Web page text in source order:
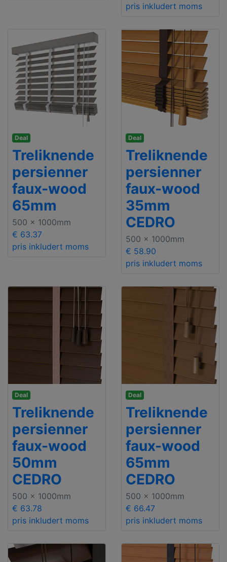
pris inkludert moms
Deal
Treliknende
persienner
faux-wood
65mm
500 x 1000mm
€ 63.37
pris inkludert moms
Deal
Treliknende
persienner
faux-wood
35mm
CEDRO
500 x 1000mm
€ 58.90
pris inkludert moms
Deal
Treliknende
persienner
faux-wood
50mm
CEDRO
500 x 1000mm
€ 63.78
pris inkludert moms
Deal
Treliknende
persienner
faux-wood
65mm
CEDRO
500 x 1000mm
€ 66.47
pris inkludert moms